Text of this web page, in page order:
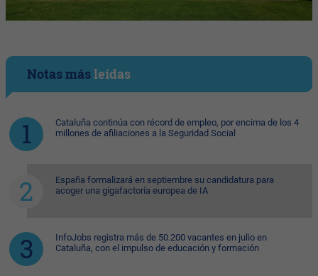
Notas másleídas
Cataluña continúa con récord de empleo, por encima de los 4
millones de afiliaciones a la Seguridad Social
España formalizará en septiembre su candidatura para
acoger una gigafactoría europea de IA
InfoJobs registra más de 50.200 vacantes en julio en
Cataluña, con el impulso de educación y formación